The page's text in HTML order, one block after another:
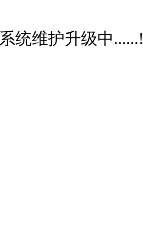
系统维护升级中......!